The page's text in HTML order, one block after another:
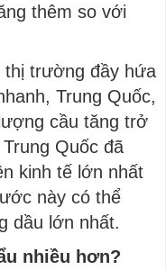
thêm so với
thị trường đầy hứa
Trung Quốc,
cầu tăng trở
Quốc đã
kinh tế lớn nhất
này có thể
dầu lớn nhất.
nhiều hơn?